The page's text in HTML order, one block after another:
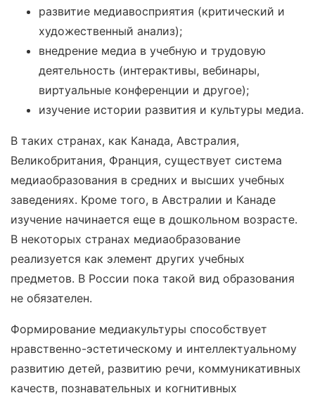
развитие медиавосприятия (критический и
художественный анализ);
внедрение медиа в учебную и трудовую
деятельность (интерактивы, вебинары,
виртуальные конференции и другое);
изучение истории развития и культуры медиа.
В таких странах, как Канада, Австралия,
Великобритания, Франция, существует система
медиаобразования в средних и высших учебных
заведениях. Кроме того, в Австралии и Канаде
изучение начинается еще в дошкольном возрасте.
В некоторых странах медиаобразование
реализуется как элемент других учебных
предметов. В России пока такой вид образования
не обязателен.
Формирование медиакультуры способствует
нравственно-эстетическому и интеллектуальному
развитию детей, развитию речи, коммуникативных
качеств, познавательных и когнитивных